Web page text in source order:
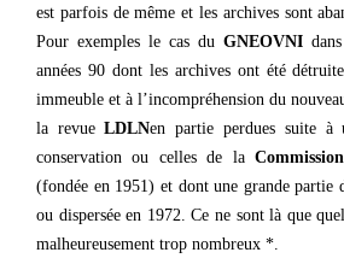
est parfois de même et les archives sont
Pour exemples le cas du GNEOVNI
années 90 dont les archives ont été
immeuble et à l’incompréhension du
la revue LDLNen partie perdues suite à
conservation ou celles de la
(fondée en 1951) et dont une grande partie
ou dispersée en 1972. Ce ne sont là que
malheureusement trop nombreux *.